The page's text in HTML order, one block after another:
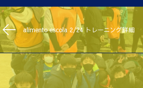
alimento escola 2/24 トレーニング詳細